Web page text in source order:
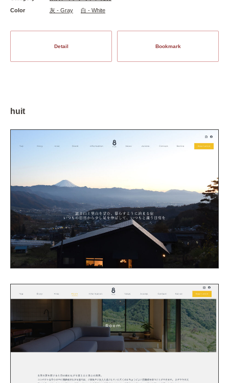
Color
灰 - Gray 白 - White
Detail Bookmark
huit